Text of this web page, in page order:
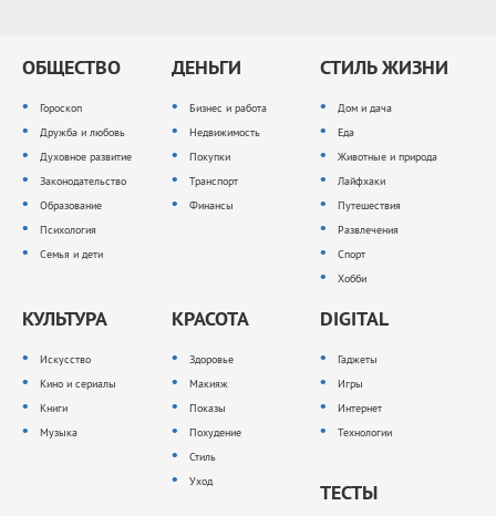
ОБЩЕСТВО
Гороскоп
Дружба и любовь
Духовное развитие
Законодательство
Образование
Психология
Семья и дети
ДЕНЬГИ
Бизнес и работа
Недвижимость
Покупки
Транспорт
Финансы
СТИЛЬ ЖИЗНИ
Дом и дача
Еда
Животные и природа
Лайфхаки
Путешествия
Развлечения
Спорт
Хобби
КУЛЬТУРА
Искусство
Кино и сериалы
Книги
Музыка
КРАСОТА
Здоровье
Макияж
Показы
Похудение
Стиль
Уход
DIGITAL
Гаджеты
Игры
Интернет
Технологии
ТЕСТЫ